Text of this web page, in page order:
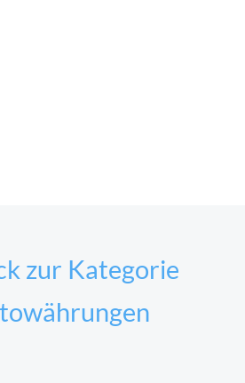
zur Kategorie